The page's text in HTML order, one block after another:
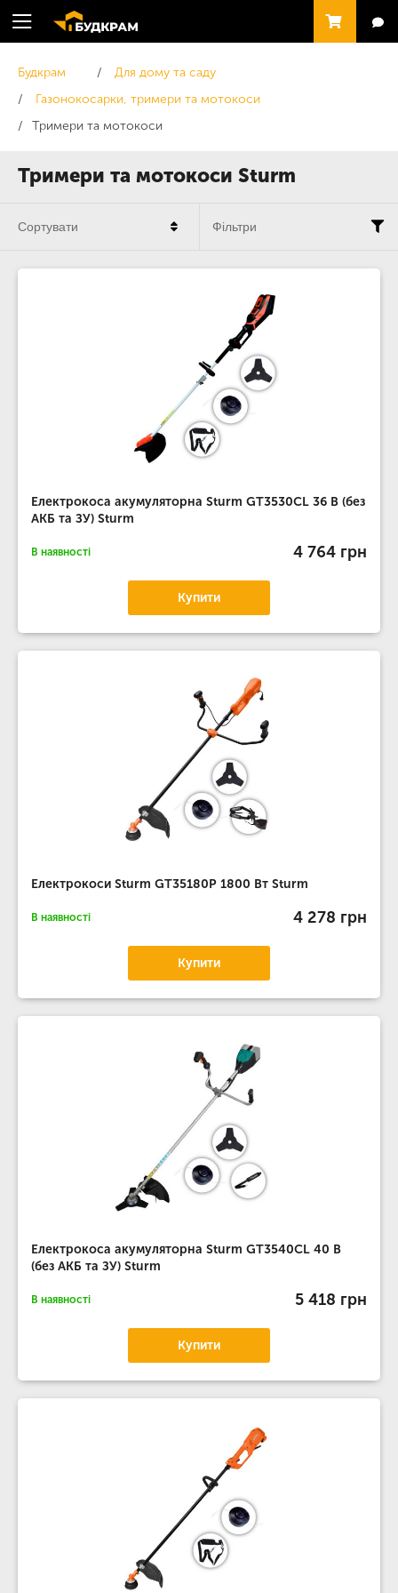
Тримери та мотокоси Sturm
Будкрам
Для дому та саду
Газонокосарки, тримери та мотокоси
Тримери та мотокоси
Електрокоса акумуляторна Sturm GT3530CL 36 B (без
АКБ та ЗУ) Sturm
В наявності 4 764 грн
Купити
Електрокоси Sturm GT35180P 1800 Вт Sturm
В наявності 4 278 грн
Купити
Електрокоса акумуляторна Sturm GT3540CL 40 В
(без АКБ та ЗУ) Sturm
В наявності 5 418 грн
Купити
Сортувати Фільтри